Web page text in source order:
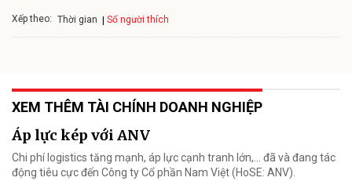
Xếp theo: Thời gian Số người thích
XEM THÊM TÀI CHÍNH DOANH NGHIỆP
Áp lực kép với ANV
Chi phí logistics tăng mạnh, áp lực cạnh tranh lớn,... đã và đang tác
động tiêu cực đến Công ty Cổ phần Nam Việt (HoSE: ANV).